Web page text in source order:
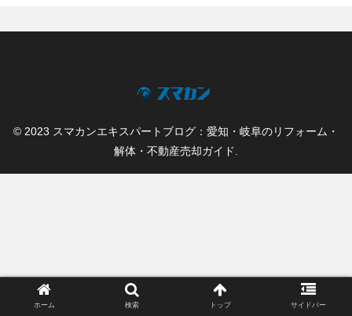
© 2023 スマカンエキスパートブログ：愛知・岐阜のリフォーム・
解体・不動産売却ガイド.
ホーム 検索 トップ サイドバー